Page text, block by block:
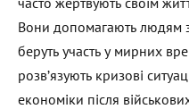
Вони допомагають людям
беруть участь у мирних
розв’язують кризові
економіки після